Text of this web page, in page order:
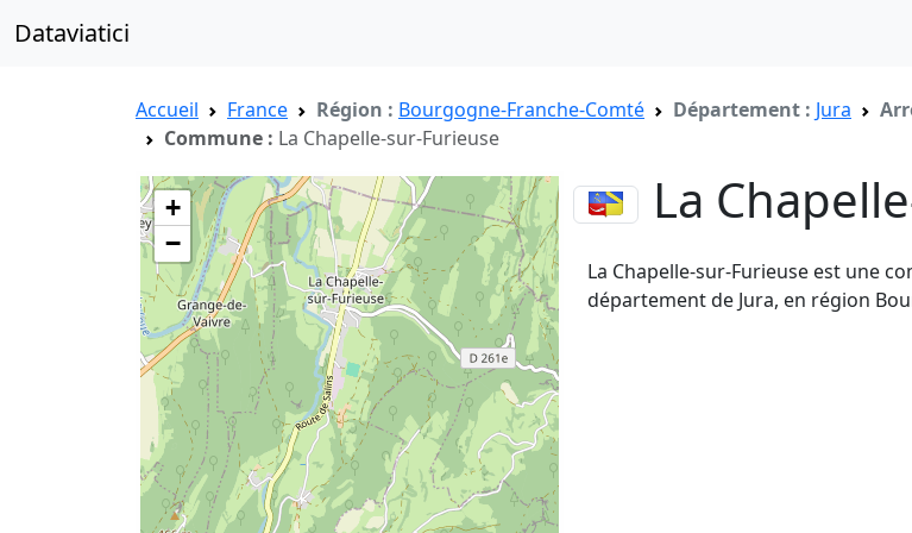
Dataviatici
Accueil France Région : Bourgogne-Franche-Comté Département : Jura
Commune : La Chapelle-sur-Furieuse
+
−
La
La Chapelle-sur-Furieuse est une
département de Jura, en région